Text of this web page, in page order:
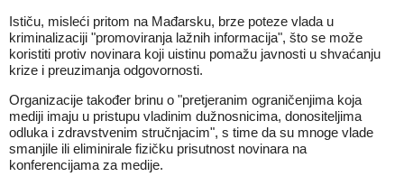
Ističu, misleći pritom na Mađarsku, brze poteze vlada u
kriminalizaciji "promoviranja lažnih informacija", što se može
koristiti protiv novinara koji uistinu pomažu javnosti u shvaćanju
krize i preuzimanja odgovornosti.
Organizacije također brinu o "pretjeranim ograničenjima koja
mediji imaju u pristupu vladinim dužnosnicima, donositeljima
odluka i zdravstvenim stručnjacim", s time da su mnoge vlade
smanjile ili eliminirale fizičku prisutnost novinara na
konferencijama za medije.